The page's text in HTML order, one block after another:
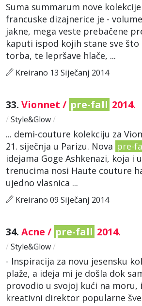
Suma summarum nove
francuske dizajnerice je -
jakne, mega veste prebačene
kaputi ispod kojih stane sve što
torba, te lepršave hlače, ...
Kreirano 13 Siječanj 2014
33. Vionnet / pre-fall 2014.
/ Style&Glow/
... demi-couture kolekciju za
21. siječnja u Parizu. Nova pre-
idejama Goge Ashkenazi, koja i
trenucima nosi Haute couture
ujedno vlasnica ...
Kreirano 09 Siječanj 2014
34. Acne / pre-fall 2014.
/ Style&Glow/
- Inspiracija za novu jesensku
plaže, a ideja mi je došla dok
provodio u svojoj kući na moru,
kreativni direktor popularne